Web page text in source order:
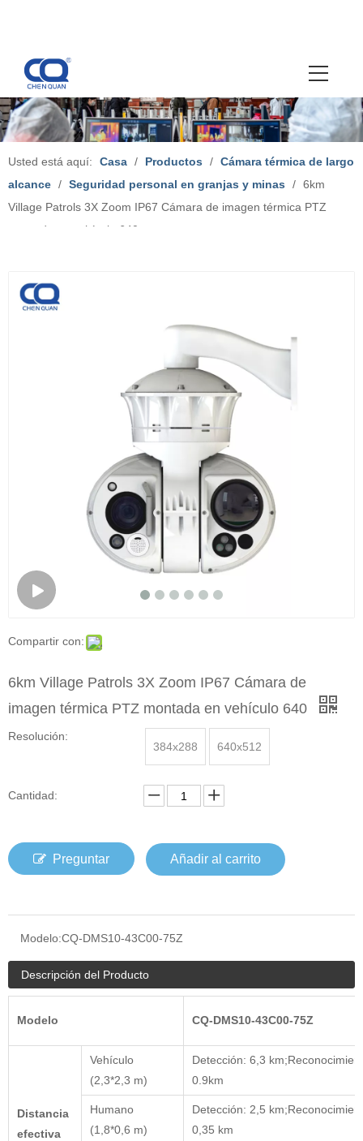
Usted está aquí: Casa / Productos / Cámara térmica de largo
alcance / Seguridad personal en granjas y minas / 6km
Village Patrols 3X Zoom IP67 Cámara de imagen térmica PTZ
montada en vehículo 640
Compartir con:
6km Village Patrols 3X Zoom IP67 Cámara de
imagen térmica PTZ montada en vehículo 640
Resolución:
384x288
640x512
Cantidad:
Preguntar Añadir al carrito
Modelo:CQ-DMS10-43C00-75Z
Descripción del Producto
Modelo CQ-DMS10-43C00-75Z
Distancia
efectiva
Vehículo
(2,3*2,3 m)
Detección: 6,3
0.9km
Humano
(1,8*0,6 m)
Detección: 2,5
0,35 km